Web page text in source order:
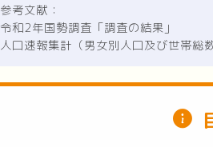
参考文献：
令和2年国勢調査「調査の結果」
人口速報集計（男女別人口及び世帯総数